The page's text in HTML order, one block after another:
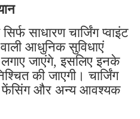
साधारण चार्जिंग प्वाइंट
आधुनिक सुविधाएं
जाएंगे, इसलिए इनके
की जाएगी। चार्जिंग
फेंसिंग और अन्य आवश्यक